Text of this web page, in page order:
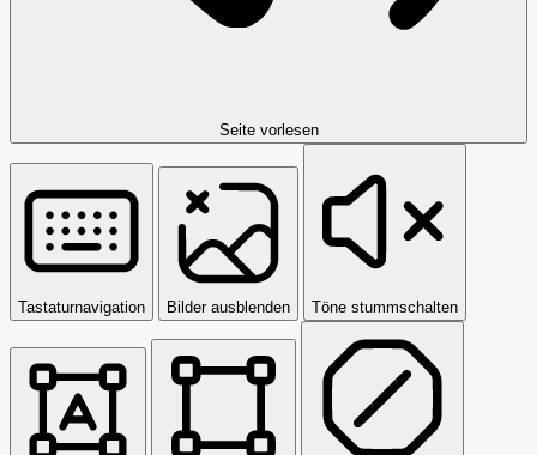
Seite vorlesen
Tastaturnavigation Bilder ausblenden Töne stummschalten